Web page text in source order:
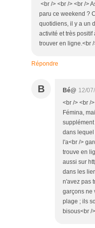
<br /> <br /> <br />
paru ce weekend ?
quotidiens, il y a un
activité et très positif
trouver en ligne.<br
Répondre
B Bé@ 12/
<br /> <br /
Fémina,
dans lequel
l'a<br />
trouve en
aussi sur
dans les
n'avez pas
garçons ne
plage ; ils
bisous<br /